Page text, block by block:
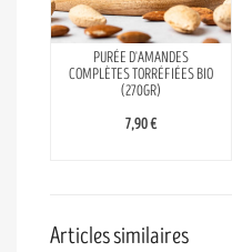
PURÉE D'AMANDES
COMPLÈTES TORRÉFIÉES BIO
(270GR)
7,90 €
Articles similaires